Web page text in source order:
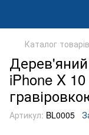
Каталог товарів
iPhone X
Артикул: BL0005